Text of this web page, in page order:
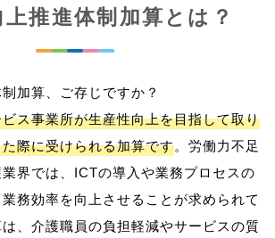
推進体制加算とは？
加算、ご存じですか？
ス事業所が生産性向上を目指して取り
際に受けられる加算です。労働力不足
界では、ICTの導入や業務プロセスの
務効率を向上させることが求められて
、介護職員の負担軽減やサービスの質